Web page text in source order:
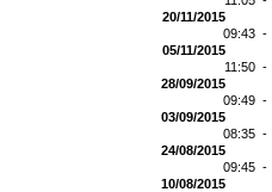
20/11/2015
09:43 -
05/11/2015
11:50 -
28/09/2015
09:49 -
03/09/2015
08:35 -
24/08/2015
09:45 -
10/08/2015